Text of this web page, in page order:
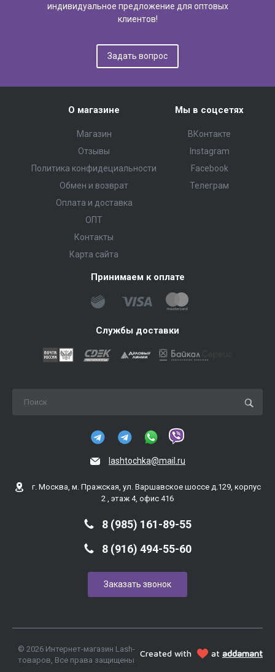
индивидуальное предложение для оптовых
клиентов!
Задать вопрос
О магазине
Магазин
Отзывы
Политика конфидециальности
Обмен и возврат
Оплата и доставка
ОПТ
Контакты
Карта сайта
Мы в соцсетях
ВКонтакте
Instagram
Facebook
Телеграм
Принимаем к оплате
Службы доставки
lashtochka@mail.ru
г. Москва, м. Пражская, ул. Варшавское шоссе д.129, корпус
2 , этаж 4, офис 416
8 (985) 161-89-55
8 (916) 494-55-60
Заказать звонок
© 2026 Интернет-магазин Lash-
товаров, Все права защищены
Created with at addamant